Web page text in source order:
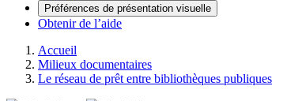
Préférences de présentation visuelle
Obtenir de l’aide
Accueil
Milieux documentaires
Le réseau de prêt entre bibliothèques publiques